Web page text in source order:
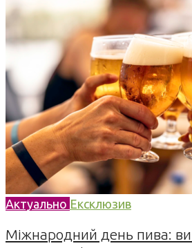
Актуально Ексклюзив
Міжнародний день пива: